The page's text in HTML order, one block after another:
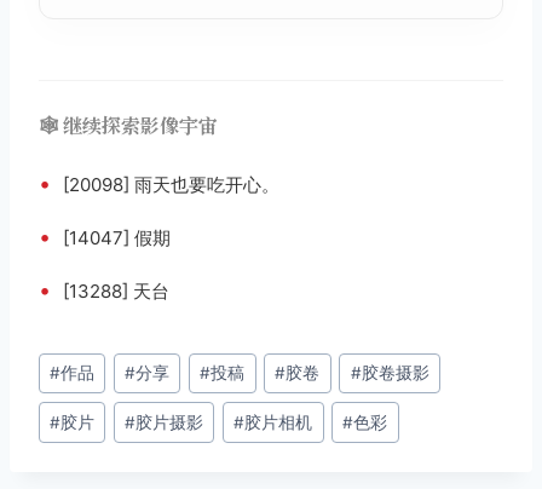
🕸️ 继续探索影像宇宙
• [20098] 雨天也要吃开心。
• [14047] 假期
• [13288] 天台
文
章
标
#作品 #分享 #投稿 #胶卷 #胶卷摄影
#胶片 #胶片摄影 #胶片相机 #色彩